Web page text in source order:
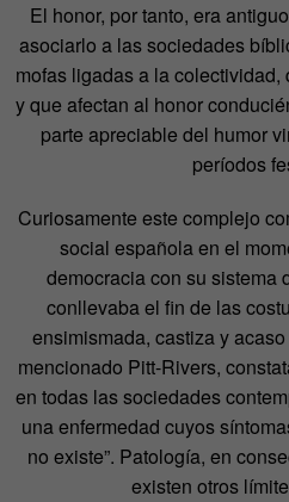
El honor, por tanto, era
asociarlo a las sociedades
mofas ligadas a la
y que afectan al honor
parte apreciable del humor
períodos
Curiosamente este complejo
social española en el
democracia con su sistema
conllevaba el fin de las
ensimismada, castiza y
mencionado Pitt-Rivers,
en todas las sociedades
una enfermedad cuyos
no existe”. Patología, en
existen otros